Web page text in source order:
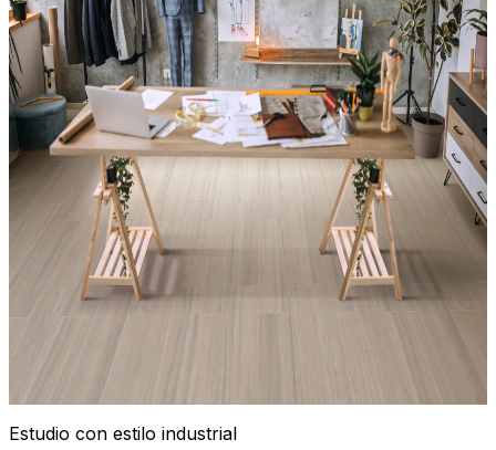
Estudio con estilo industrial